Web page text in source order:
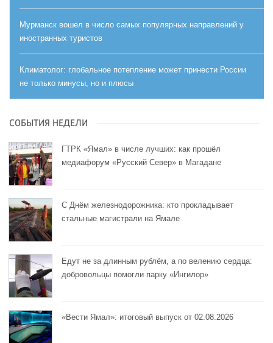
Мурманск вошел в число самых популярных направлений у
иностранных туристов
Климатолог: глобальное потепление может принести России
не только минусы, но и плюсы
СОБЫТИЯ НЕДЕЛИ
ГТРК «Ямал» в числе лучших: как прошёл
медиафорум «Русский Север» в Магадане
С Днём железнодорожника: кто прокладывает
стальные магистрали на Ямале
Едут не за длинным рублём, а по велению сердца:
добровольцы помогли парку «Ингилор»
«Вести Ямал»: итоговый выпуск от 02.08.2026